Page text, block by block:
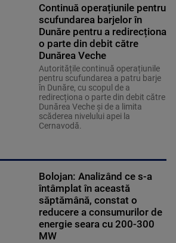
Continuă operațiunile pentru
scufundarea barjelor în
Dunăre pentru a redirecționa
o parte din debit către
Dunărea Veche
Autoritățile continuă operațiunile
pentru scufundarea a patru barje
în Dunăre, cu scopul de a
redirecționa o parte din debit către
Dunărea Veche și de a limita
scăderea nivelului apei la
Cernavodă.
Bolojan: Analizând ce s-a
întâmplat în această
săptămână, constat o
reducere a consumurilor de
energie seara cu 200-300
MW